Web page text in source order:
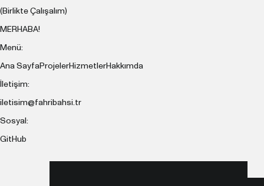
(Birlikte Çalışalım)
MERHABA!
Menü:
Ana SayfaProjelerHizmetlerHakkımda
İletişim:
iletisim@fahribahsi.tr
Sosyal:
GitHub